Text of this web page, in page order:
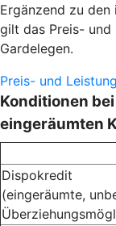
Ergänzend zu
gilt das Preis- und
Gardelegen.
Preis- und
Konditionen
eingeräumten
Dispokredit
(eingeräumte,